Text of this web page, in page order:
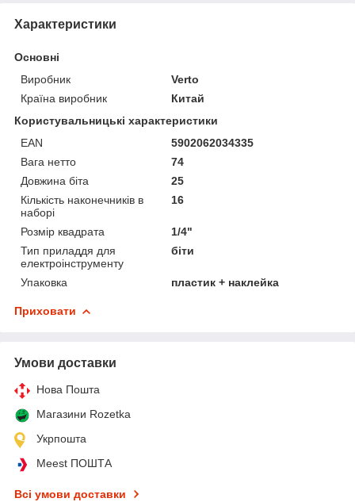
Характеристики
Основні
Виробник
Verto
Країна виробник
Китай
Користувальницькі характеристики
EAN
5902062034335
Вага нетто
74
Довжина біта
25
Кількість наконечників в
наборі
16
Розмір квадрата
1/4"
Тип приладдя для
електроінструменту
біти
Упаковка пластик + наклейка
Приховати
Умови доставки
Нова Пошта
Магазини Rozetka
Укрпошта
Meest ПОШТА
Всі умови доставки